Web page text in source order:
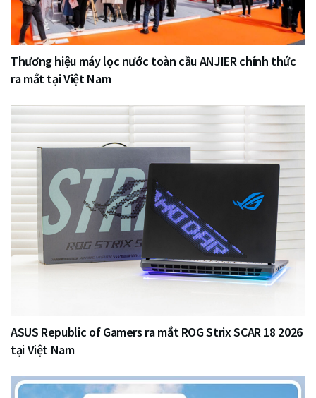
Thương hiệu máy lọc nước toàn cầu ANJIER chính thức
ra mắt tại Việt Nam
ASUS Republic of Gamers ra mắt ROG Strix SCAR 18 2026
tại Việt Nam